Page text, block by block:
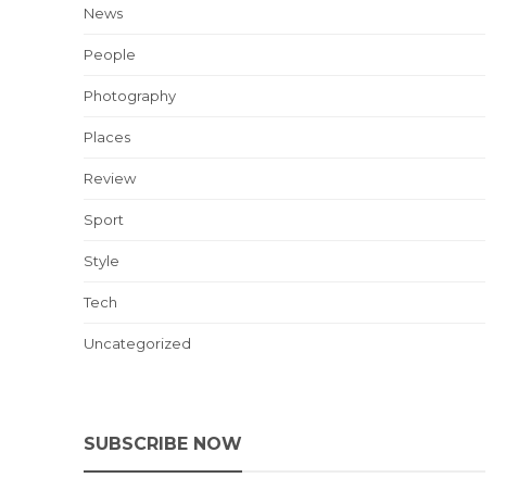
News
People
Photography
Places
Review
Sport
Style
Tech
Uncategorized
SUBSCRIBE NOW